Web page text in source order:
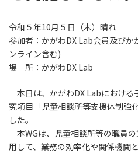
令和５年10月５日（木）晴れ
参加者：かがわDX Lab会員及び
ンライン含む)
場 所：かがわDX Lab
本日は、かがわDX Labにおける
究項目「児童相談所等支援体制強
した。
本WGは、児童相談所等の職員
用して、業務の効率化や関係機関